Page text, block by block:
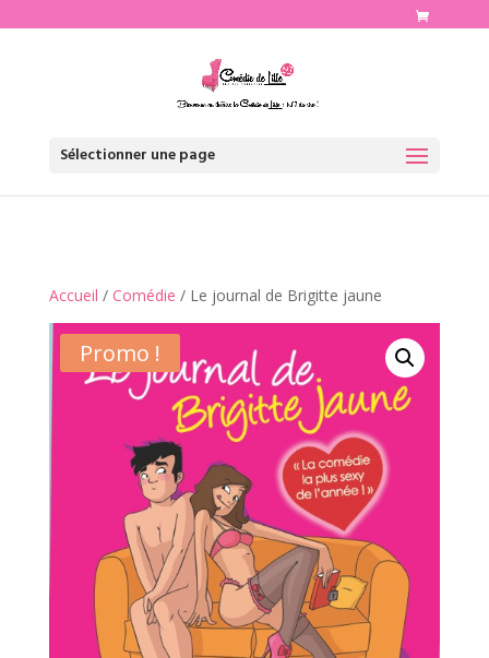
Sélectionner une page
Accueil / Comédie / Le journal de Brigitte jaune
Promo !